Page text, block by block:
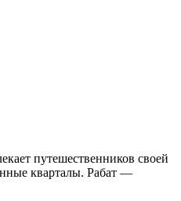
путешественников своей
кварталы. Рабат —